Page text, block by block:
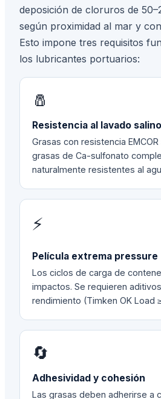
deposición de cloruros de
según proximidad al mar y
Esto impone tres requisitos
los lubricantes portuarios:
🧂
Resistencia al lavado salino
Grasas con resistencia EMCOR
grasas de Ca-sulfonato
naturalmente resistentes al
⚡
Película extrema pressure
Los ciclos de carga de
impactos. Se requieren
rendimiento (Timken OK Load
🔄
Adhesividad y cohesión
Las grasas deben adherirse a